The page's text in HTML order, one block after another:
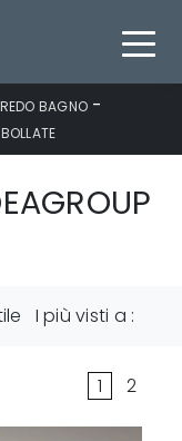
BAGNO -
I più visti a :
1 2